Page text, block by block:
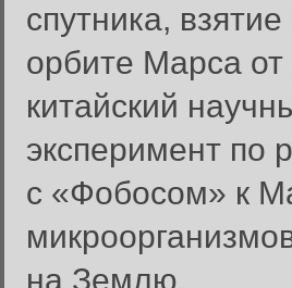
спутника,
орбите Марса от
китайский
эксперимент по
с «Фобосом» к
на Землю.
Вход в систему
Введите имя
Вход в систему